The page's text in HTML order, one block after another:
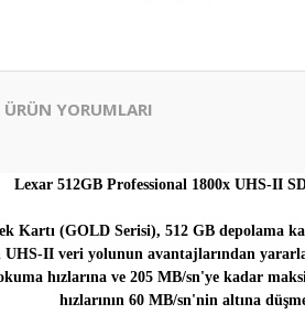
ÜRÜN YORUMLARI
Lexar 512GB Professional 1800x UHS-II
Kartı (GOLD Serisi), 512 GB depolama
II veri yolunun avantajlarından
hızlarına ve 205 MB/sn'ye kadar
hızlarının 60 MB/sn'nin altına